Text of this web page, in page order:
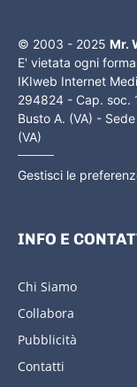
© 2003 - 2025 Mr.
E' vietata ogni
IKIweb Internet
294824 - Cap. soc.
Busto A. (VA) -
(VA)
Gestisci le
INFO E
Chi Siamo
Collabora
Pubblicità
Contatti